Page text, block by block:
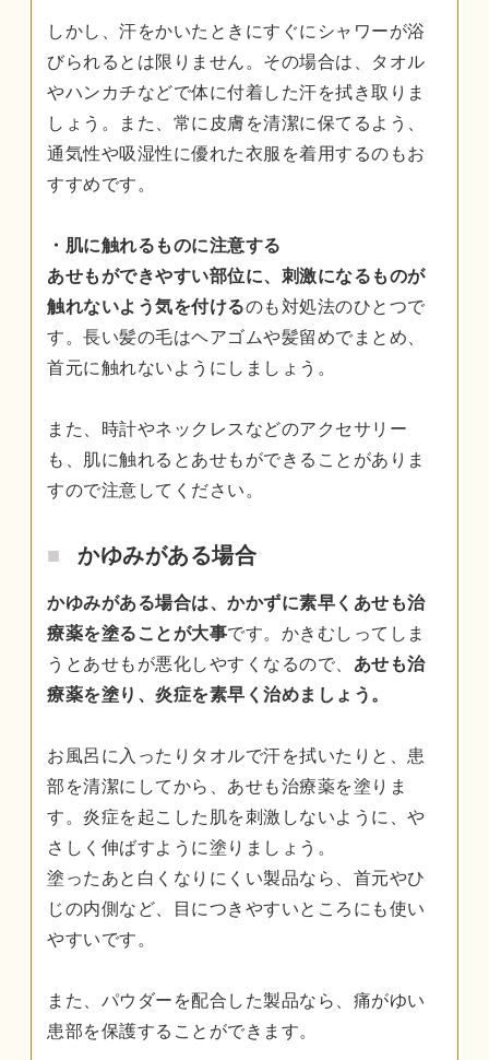
しかし、汗をかいたときにすぐにシャワーが浴
びられるとは限りません。その場合は、タオル
やハンカチなどで体に付着した汗を拭き取りま
しょう。また、常に皮膚を清潔に保てるよう、
通気性や吸湿性に優れた衣服を着用するのもお
すすめです。
・肌に触れるものに注意する
あせもができやすい部位に、刺激になるものが
触れないよう気を付けるのも対処法のひとつで
す。長い髪の毛はヘアゴムや髪留めでまとめ、
首元に触れないようにしましょう。
また、時計やネックレスなどのアクセサリー
も、肌に触れるとあせもができることがありま
すので注意してください。
かゆみがある場合
かゆみがある場合は、かかずに素早くあせも治
療薬を塗ることが大事です。かきむしってしま
うとあせもが悪化しやすくなるので、 あせも治
療薬を塗り、炎症を素早く治めましょう。
お風呂に入ったりタオルで汗を拭いたりと、患
部を清潔にしてから、あせも治療薬を塗りま
す。炎症を起こした肌を刺激しないように、や
さしく伸ばすように塗りましょう。
塗ったあと白くなりにくい製品なら、首元やひ
じの内側など、目につきやすいところにも使い
やすいです。
また、パウダーを配合した製品なら、痛がゆい
患部を保護することができます。